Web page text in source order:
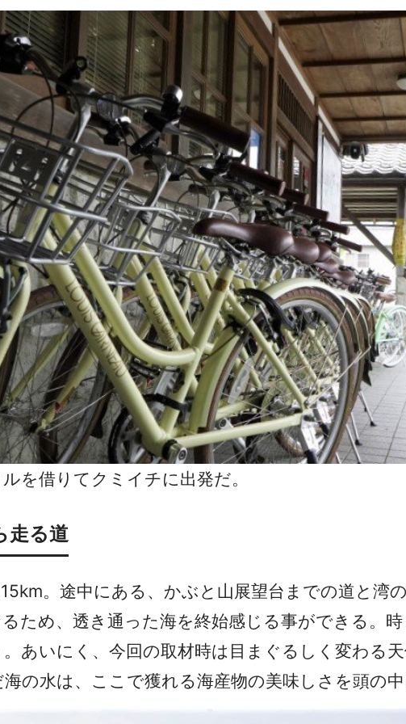
を借りてクミイチに出発だ。
走る道
15km。途中にある、かぶと山展望台までの道と湾
ため、透き通った海を終始感じる事ができる。
あいにく、今回の取材時は目まぐるしく変わる
の水は、ここで獲れる海産物の美味しさを頭の中